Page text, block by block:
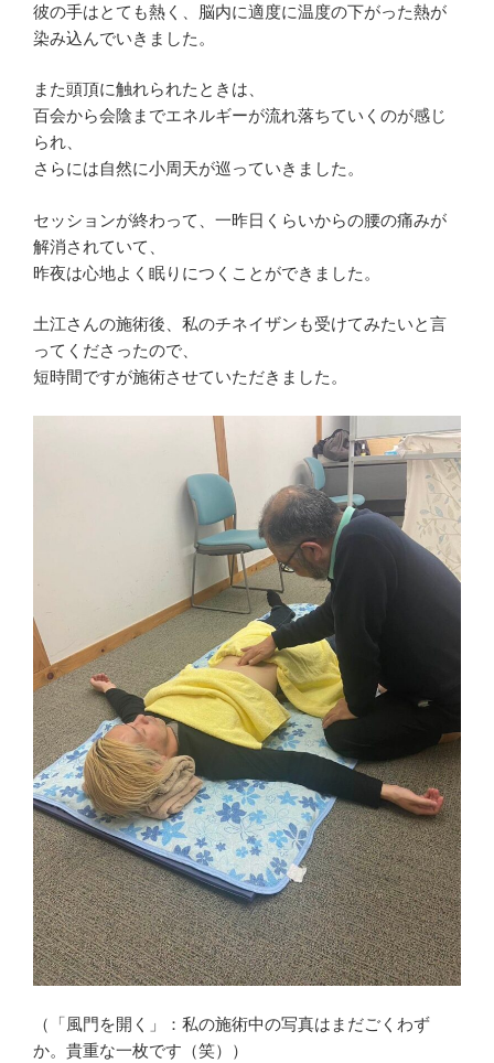
彼の手はとても熱く、脳内に適度に温度の下がった熱が
染み込んでいきました。
また頭頂に触れられたときは、
百会から会陰までエネルギーが流れ落ちていくのが感じ
られ、
さらには自然に小周天が巡っていきました。
セッションが終わって、一昨日くらいからの腰の痛みが
解消されていて、
昨夜は心地よく眠りにつくことができました。
土江さんの施術後、私のチネイザンも受けてみたいと言
ってくださったので、
短時間ですが施術させていただきました。
（「風門を開く」：私の施術中の写真はまだごくわず
か。貴重な一枚です（笑））